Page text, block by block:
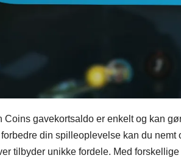
Coins gavekortsaldo er enkelt og kan
din spilleoplevelse kan du
tilbyder unikke fordele. Med